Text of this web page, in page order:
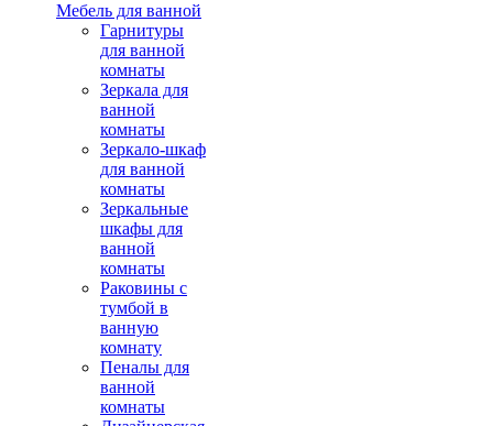
Мебель для ванной
Гарнитуры
для ванной
комнаты
Зеркала для
ванной
комнаты
Зеркало-шкаф
для ванной
комнаты
Зеркальные
шкафы для
ванной
комнаты
Раковины с
тумбой в
ванную
комнату
Пеналы для
ванной
комнаты